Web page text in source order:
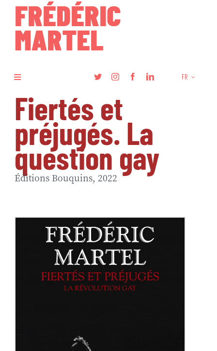
content
Toggle
Livres
Recherche
Articles
Biographie
FR
Fiertés et
préjugés. La
question gay
Éditions Bouquins, 2022